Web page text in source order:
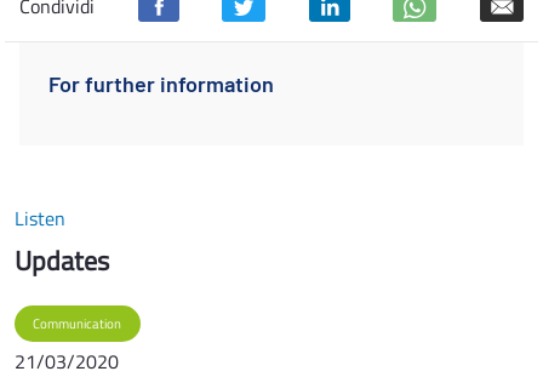
Condividi
For further information
Listen
Updates
Communication
21/03/2020